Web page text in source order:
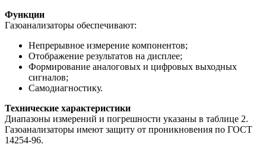
Функции
Газоанализаторы обеспечивают:
Непрерывное измерение компонентов;
Отображение результатов на дисплее;
Формирование аналоговых и цифровых выходных
сигналов;
Самодиагностику.
Технические характеристики
Диапазоны измерений и погрешности указаны в таблице 2.
Газоанализаторы имеют защиту от проникновения по ГОСТ
14254-96.